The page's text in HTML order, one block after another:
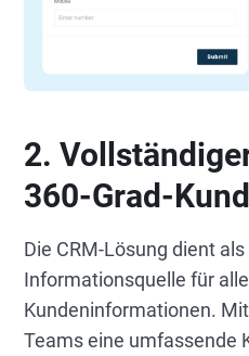
2.
360-Grad-
Die CRM-Lösung dient
Informationsquelle für
Kundeninformationen.
Teams eine umfassende